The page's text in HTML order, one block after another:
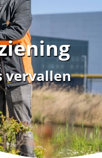
vervallen